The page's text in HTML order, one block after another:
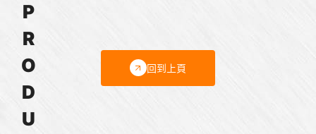
P
R
O
D
U
回到上頁